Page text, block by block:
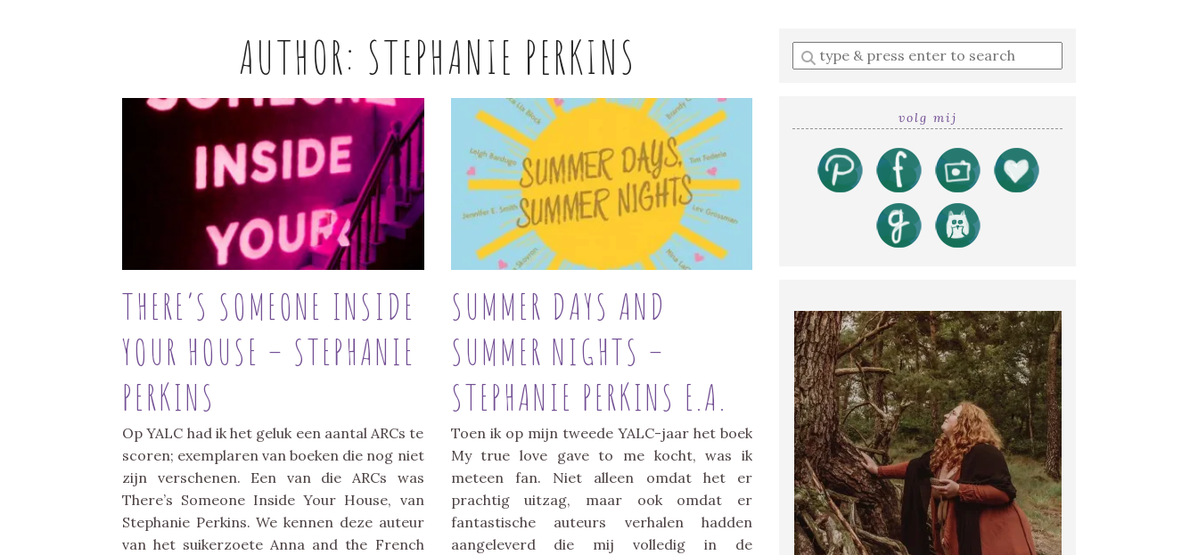
AUTHOR: STEPHANIE PERKINS
THERE’S SOMEONE INSIDE
YOUR HOUSE – STEPHANIE
PERKINS
Op YALC had ik het geluk een aantal ARCs te
scoren; exemplaren van boeken die nog niet
zijn verschenen. Een van die ARCs was
There’s Someone Inside Your House, van
Stephanie Perkins. We kennen deze auteur
van het suikerzoete Anna and the French
SUMMER DAYS AND
SUMMER NIGHTS –
STEPHANIE PERKINS E.A.
Toen ik op mijn tweede YALC-jaar het boek
My true love gave to me kocht, was ik
meteen fan. Niet alleen omdat het er
prachtig uitzag, maar ook omdat er
fantastische auteurs verhalen hadden
aangeleverd die mij volledig in de
Enter
a
volg mij